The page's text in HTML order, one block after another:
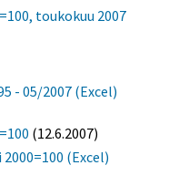
toukokuu 2007
- 05/2007 (Excel)
(12.6.2007)
(Excel)